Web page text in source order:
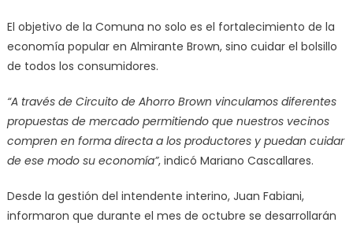
El objetivo de la Comuna no solo es el fortalecimiento de la
economía popular en Almirante Brown, sino cuidar el bolsillo
de todos los consumidores.
“A través de Circuito de Ahorro Brown vinculamos diferentes
propuestas de mercado permitiendo que nuestros vecinos
compren en forma directa a los productores y puedan cuidar
de ese modo su economía”, indicó Mariano Cascallares.
Desde la gestión del intendente interino, Juan Fabiani,
informaron que durante el mes de octubre se desarrollarán